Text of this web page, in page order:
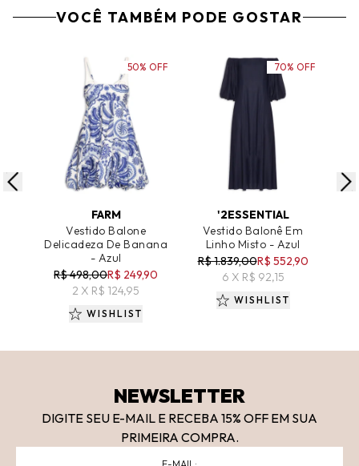
VOCÊ TAMBÉM PODE GOSTAR
ADICIONAR AO CARRINHO
FARM
Vestido Balone
Delicadeza De Banana
- Azul
R$ 498,00R$ 249,90
2 X R$ 124,95
50% OFF
WISHLIST
ADICIONAR AO CARRINHO
'2ESSENTIAL
Vestido Balonê Em
Linho Misto - Azul
R$ 1.839,00R$ 552,90
6 X R$ 92,15
70% OFF
WISHLIST
NEWSLETTER
DIGITE SEU E-MAIL E RECEBA 15% OFF EM SUA
PRIMEIRA COMPRA.